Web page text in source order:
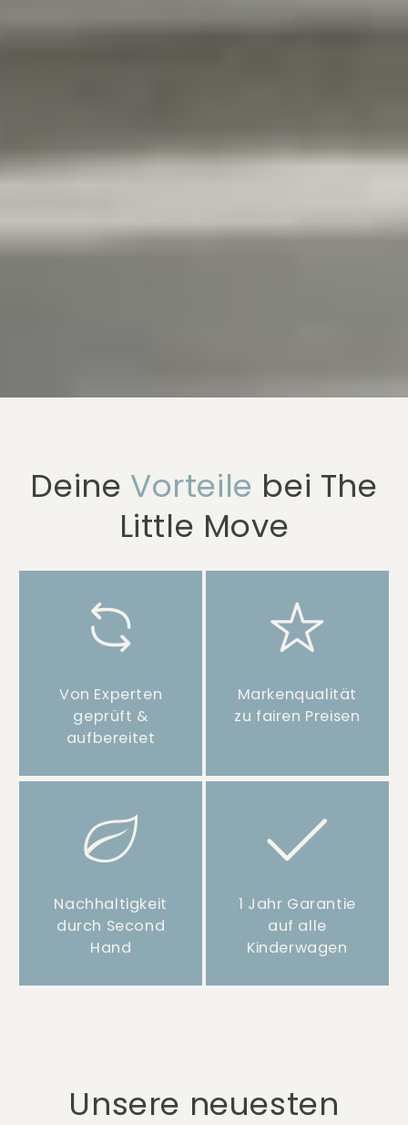
Deine Vorteile bei The
Little Move
Von Experten
geprüft &
aufbereitet
Markenqualität
zu fairen Preisen
Nachhaltigkeit
durch Second
Hand
1 Jahr Garantie
auf alle
Kinderwagen
Unsere neuesten